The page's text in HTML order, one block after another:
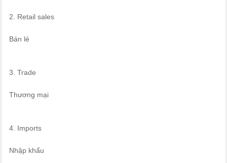
2. Retail sales
Bán lẻ
3. Trade
Thương mại
4. Imports
Nhập khẩu